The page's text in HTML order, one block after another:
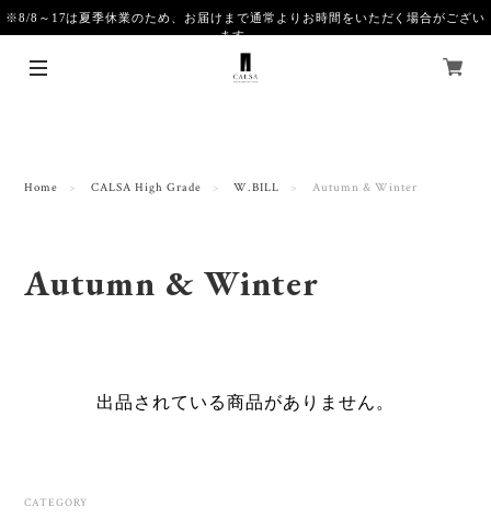
※8/8～17は夏季休業のため、お届けまで通常よりお時間をいただく場合がござい
ます。
Home CALSA High Grade W.BILL Autumn & Winter
Autumn & Winter
出品されている商品がありません。
CATEGORY